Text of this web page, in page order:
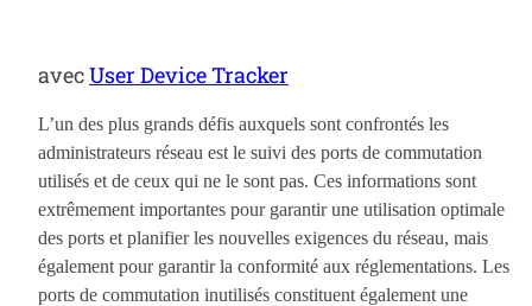
avecUser Device Tracker
L’un des plus grands défis auxquels sont confrontés les
administrateurs réseau est le suivi des ports de commutation
utilisés et de ceux qui ne le sont pas. Ces informations sont
extrêmement importantes pour garantir une utilisation optimale
des ports et planifier les nouvelles exigences du réseau, mais
également pour garantir la conformité aux réglementations. Les
ports de commutation inutilisés constituent également une